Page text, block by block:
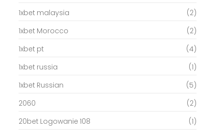
1xbet malaysia
(2)
1xbet Morocco
(2)
1xbet pt
(4)
1xbet russia
(1)
1xbet Russian
(5)
2060
(2)
20bet Logowanie 108
(1)